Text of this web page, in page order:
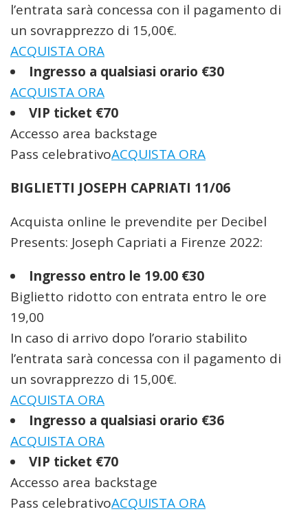
l’entrata sarà concessa con il pagamento di
un sovrapprezzo di 15,00€.
ACQUISTA ORA
Ingresso a qualsiasi orario €30
ACQUISTA ORA
VIP ticket €70
Accesso area backstage
Pass celebrativoACQUISTA ORA
BIGLIETTI JOSEPH CAPRIATI 11/06
Acquista online le prevendite per Decibel
Presents: Joseph Capriati a Firenze 2022:
Ingresso entro le 19.00 €30
Biglietto ridotto con entrata entro le ore
19,00
In caso di arrivo dopo l’orario stabilito
l’entrata sarà concessa con il pagamento di
un sovrapprezzo di 15,00€.
ACQUISTA ORA
Ingresso a qualsiasi orario €36
ACQUISTA ORA
VIP ticket €70
Accesso area backstage
Pass celebrativoACQUISTA ORA